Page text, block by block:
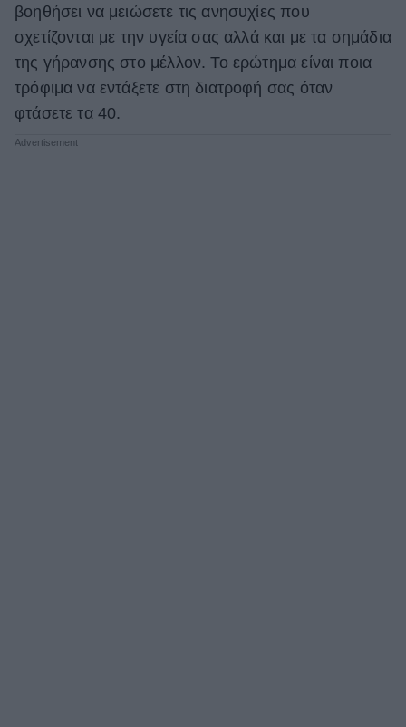
Hautes Grecians
Γάμος
βοηθήσει να μειώσετε τις ανησυχίες που
σχετίζονται με την υγεία σας αλλά και με τα σημάδια
της γήρανσης στο μέλλον. Το ερώτημα είναι ποια
τρόφιμα να εντάξετε στη διατροφή σας όταν
φτάσετε τα 40.